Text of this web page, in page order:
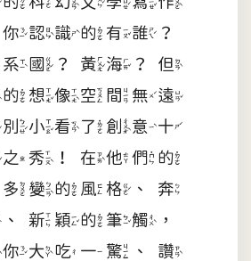
認識的有誰？
國？黃海？但
想像空間無遠
小看了創意十
秀！在他們的
變的風格、奔
新穎的筆觸，
大吃一驚、讚